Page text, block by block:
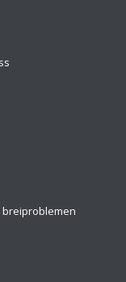
breiproblemen